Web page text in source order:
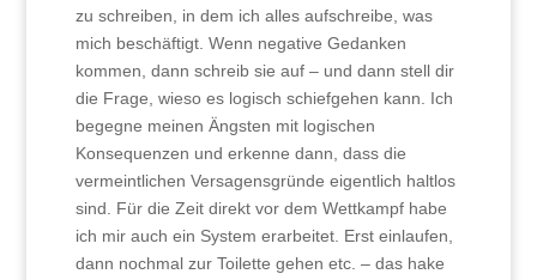
zu schreiben, in dem ich alles aufschreibe, was
mich beschäftigt. Wenn negative Gedanken
kommen, dann schreib sie auf – und dann stell dir
die Frage, wieso es logisch schiefgehen kann. Ich
begegne meinen Ängsten mit logischen
Konsequenzen und erkenne dann, dass die
vermeintlichen Versagensgründe eigentlich haltlos
sind. Für die Zeit direkt vor dem Wettkampf habe
ich mir auch ein System erarbeitet. Erst einlaufen,
dann nochmal zur Toilette gehen etc. – das hake